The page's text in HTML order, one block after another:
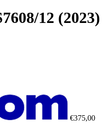
12 (2023)
€375,00